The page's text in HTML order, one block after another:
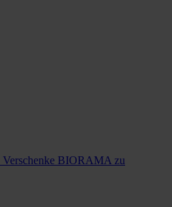
Verschenke BIORAMA zu